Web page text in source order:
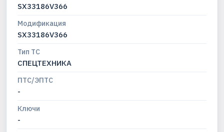
SX33186V366
Модификация
SX33186V366
Тип ТС
СПЕЦТЕХНИКА
ПТС/ЭПТС
-
Ключи
-